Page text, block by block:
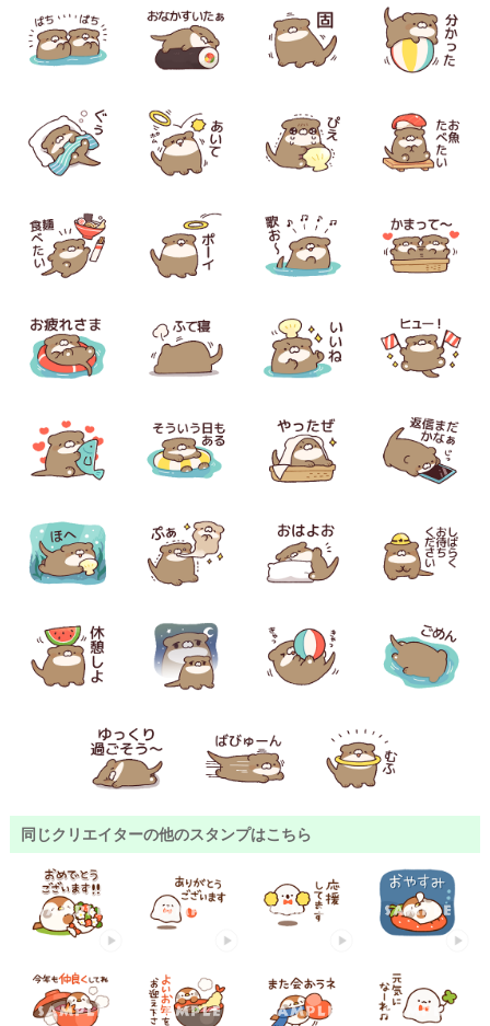
同じクリエイターの他のスタンプはこちら